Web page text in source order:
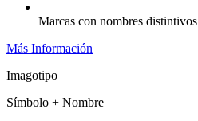
Marcas con nombres distintivos
Más Información
Imagotipo
Símbolo + Nombre